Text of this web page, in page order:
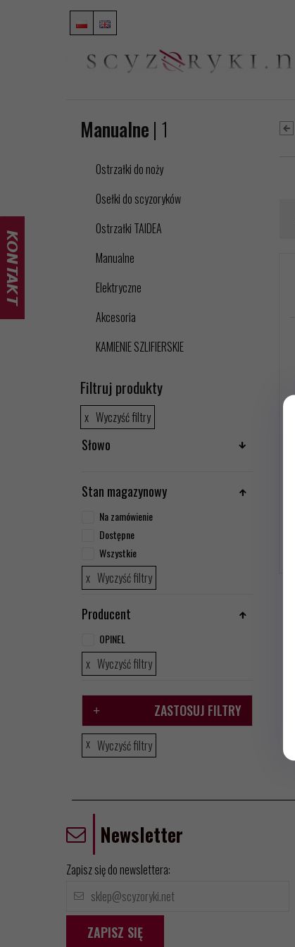
Manualne | 1
Ostrzałki do noży
Osełki do scyzoryków
Ostrzałki TAIDEA
Manualne
Elektryczne
Akcesoria
KAMIENIE SZLIFIERSKIE
Filtruj produkty
Wyczyść filtry
Słowo
Stan magazynowy
Na zamówienie
Dostępne
Wszystkie
Wyczyść filtry
Producent
OPINEL
Wyczyść filtry
ZASTOSUJ FILTRY
Wyczyść filtry
Newsletter
Zapisz się do newslettera:
ZAPISZ SIĘ